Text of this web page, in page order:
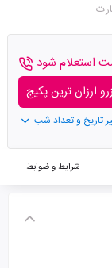
استعلام شود
ارزان ترین پکیج
تاریخ و تعداد شب
شرایط و ضوابط